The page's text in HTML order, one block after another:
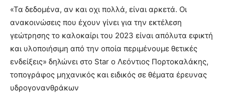
«Τα δεδομένα, αν και οχι πολλά, είναι αρκετά. Οι
ανακοινώσεις που έχουν γίνει για την εκτέλεση
γεώτρησης το καλοκαίρι του 2023 είναι απόλυτα εφικτή
και υλοποιήσιμη από την οποία περιμένουμε θετικές
ενδείξεις» δηλώνει στο Star o Λεόντιος Πορτοκαλάκης,
τοπογράφος μηχανικός και ειδικός σε θέματα έρευνας
υδρογονανθράκων